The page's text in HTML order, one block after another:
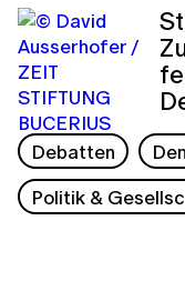
Debatten
Politik &